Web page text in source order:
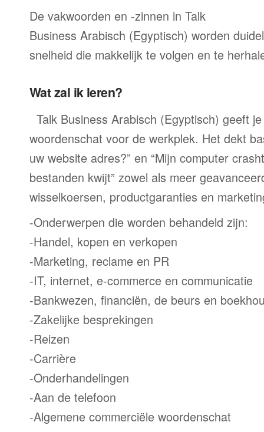
De vakwoorden en -zinnen in Talk
Business Arabisch (Egyptisch) worden
snelheid die makkelijk te volgen en te
Wat zal ik leren?
Talk Business Arabisch (Egyptisch) geeft
woordenschat voor de werkplek. Het dekt
uw website adres?” en “Mijn computer
bestanden kwijt” zowel als meer
wisselkoersen, productgaranties en
-Onderwerpen die worden behandeld zijn:
-Handel, kopen en verkopen
-Marketing, reclame en PR
-IT, internet, e-commerce en communicatie
-Bankwezen, financiën, de beurs en
-Zakelijke besprekingen
-Reizen
-Carrière
-Onderhandelingen
-Aan de telefoon
-Algemene commerciële woordenschat